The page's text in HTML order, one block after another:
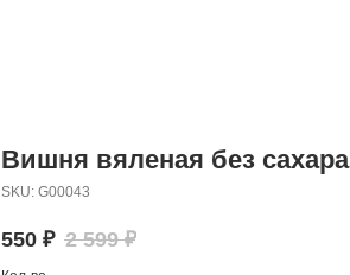
Вишня вяленая без сахара
SKU: G00043
550 ₽ 2 599 ₽